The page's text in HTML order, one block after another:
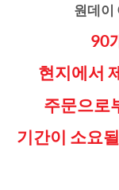
원데이
90
현지에서
주문으로
기간이 소요